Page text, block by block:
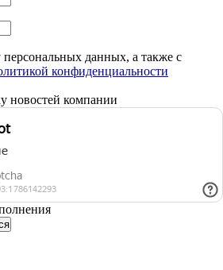
персональных данных, а также с
конфиденциальности
новостей компании